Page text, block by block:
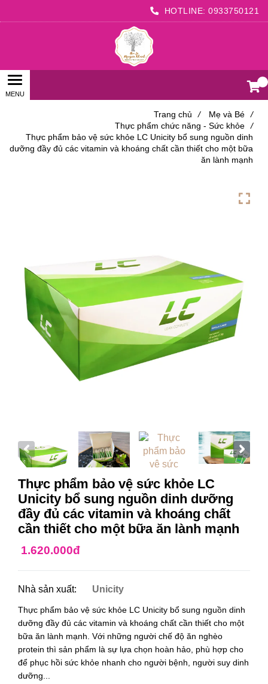
HOTLINE: 0933750121
Trang chủ / Mẹ và Bé
/
Thực phẩm chức năng - Sức khỏe
/
Thực phẩm bảo vệ sức khỏe LC Unicity bổ sung nguồn dinh
dưỡng đầy đủ các vitamin và khoáng chất cần thiết cho một bữa
ăn lành mạnh
Thực phẩm bảo vệ sức khỏe LC
Unicity bổ sung nguồn dinh dưỡng
đầy đủ các vitamin và khoáng chất
cần thiết cho một bữa ăn lành mạnh
1.620.000đ
Nhà sản xuất: Unicity
Thực phẩm bảo vệ sức khỏe LC Unicity bổ sung nguồn dinh
dưỡng đầy đủ các vitamin và khoáng chất cần thiết cho một
bữa ăn lành mạnh. Với những người chế độ ăn nghèo
protein thì sản phẩm là sự lựa chọn hoàn hảo, phù hợp cho
để phục hồi sức khỏe nhanh cho người bệnh, người suy dinh
dưỡng...